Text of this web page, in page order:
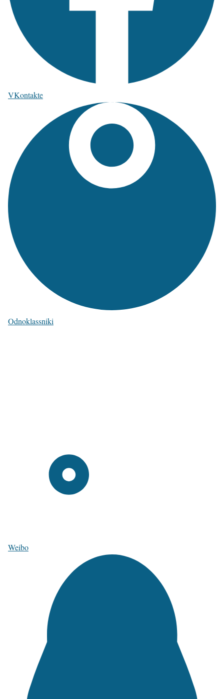
VKontakte
Odnoklassniki
Weibo